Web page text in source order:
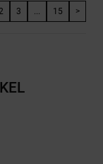
2 3 15 >